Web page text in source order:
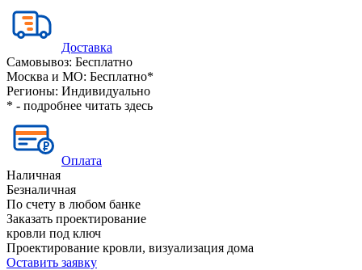
Доставка
Самовывоз: Бесплатно
Москва и МО: Бесплатно*
Регионы: Индивидуально
* - подробнее читать здесь
Оплата
Наличная
Безналичная
По счету в любом банке
Заказать проектирование
кровли под ключ
Проектирование кровли, визуализация дома
Оставить заявку